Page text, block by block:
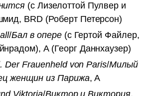
(с Лизелоттой Пулвер и
BRD (Роберт Петерсон)
/Бал в опере(с Гертой Файлер,
A (Георг Даннхаузер)
Der Frauenheld von Paris/Милый
женщин из Парижа, A
Viktoria/Виктор и Виктория,